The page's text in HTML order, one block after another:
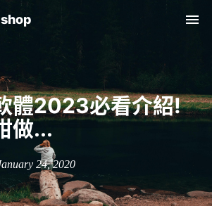
體2023必看介紹!
做...
24, 2020